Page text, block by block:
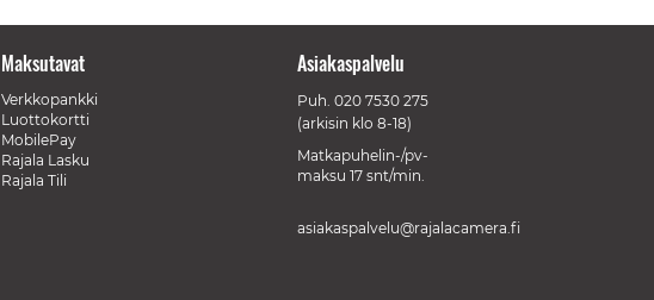
Maksutavat
Verkkopankki
Luottokortti
MobilePay
Rajala Lasku
Rajala Tili
Asiakaspalvelu
Puh. 020 7530 275
(arkisin klo 8-18)
Matkapuhelin-/pv-
maksu 17 snt/min.
asiakaspalvelu@rajalacamera.fi